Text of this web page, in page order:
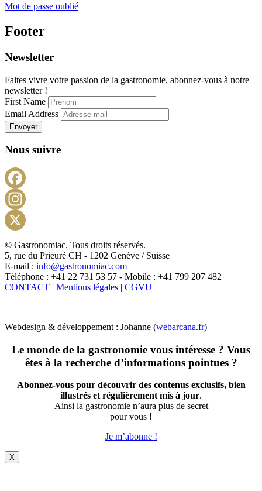
Mot de passe oublié
Footer
Newsletter
Faites vivre votre passion de la gastronomie, abonnez-vous à notre
newsletter !
First Name
Email Address
Envoyer
Nous suivre
X
© Gastronomiac. Tous droits réservés.
5, rue du Prieuré CH - 1202 Genève / Suisse
E-mail : info@gastronomiac.com
Téléphone : +41 22 731 53 57 - Mobile : +41 799 207 482
CONTACT | Mentions légales | CGVU
Webdesign & développement : Johanne (webarcana.fr)
Le monde de la gastronomie vous intéresse ? Vous
êtes à la recherche d’informations pointues ?
Abonnez-vous pour découvrir des contenus exclusifs, bien
illustrés et régulièrement mis à jour.
Ainsi la gastronomie n’aura plus de secret
pour vous !
Je m’abonne !
X